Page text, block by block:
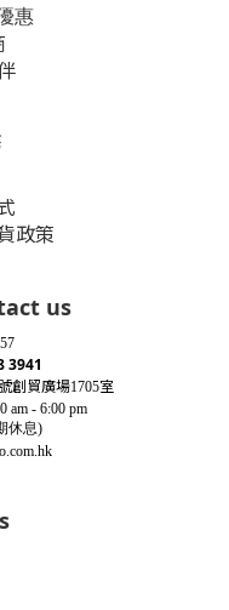
惠
政策
us
3941
創貿廣場1705室
am - 6:00 pm
休息)